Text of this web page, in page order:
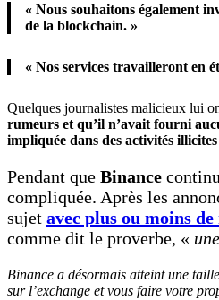
« Nous souhaitons également
de la blockchain. »
« Nos services travailleront en
Quelques journalistes malicieux lui
rumeurs et qu’il n’avait fourni
impliquée dans des activités illicites
Pendant que Binance
compliquée. Après les
sujet avec plus ou moins de
comme dit le proverbe, «
Binance a désormais atteint une
sur l’exchange et vous faire votre